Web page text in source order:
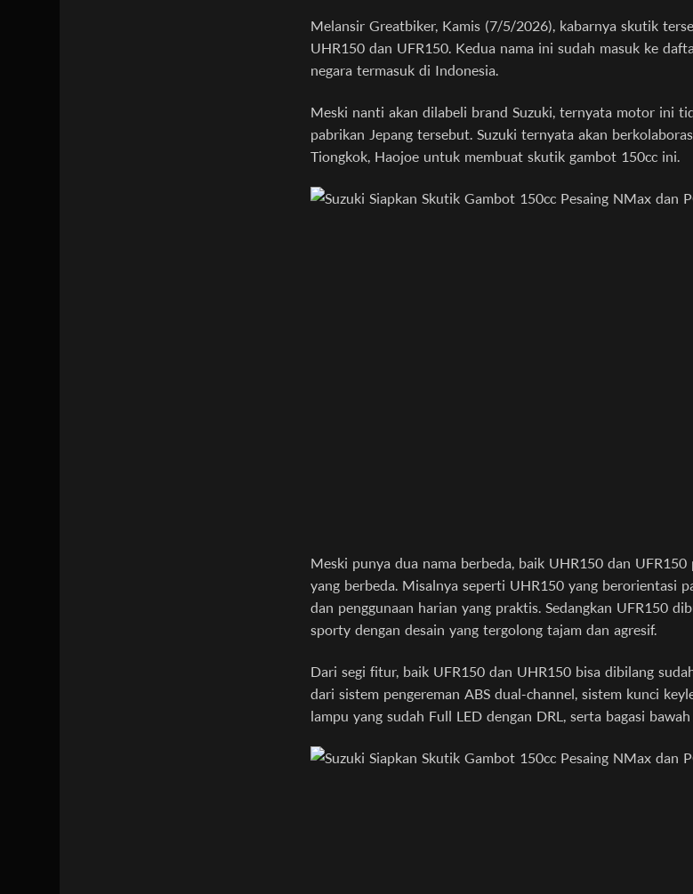
Melansir Greatbiker, Kamis (7/5/2026), kabarnya skutik
UHR150 dan UFR150. Kedua nama ini sudah masuk ke
negara termasuk di Indonesia.
Meski nanti akan dilabeli brand Suzuki, ternyata motor ini
pabrikan Jepang tersebut. Suzuki ternyata akan
Tiongkok, Haojoe untuk membuat skutik gambot 150cc ini.
Meski punya dua nama berbeda, baik UHR150 dan
yang berbeda. Misalnya seperti UHR150 yang berorientasi
dan penggunaan harian yang praktis. Sedangkan UFR150
sporty dengan desain yang tergolong tajam dan agresif.
Dari segi fitur, baik UFR150 dan UHR150 bisa dibilang
dari sistem pengereman ABS dual-channel, sistem kunci
lampu yang sudah Full LED dengan DRL, serta bagasi